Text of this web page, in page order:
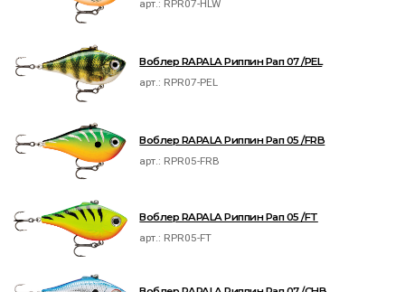
арт.: RPR07-HLW
Воблер RAPALA Риппин Рап 07 /PEL
арт.: RPR07-PEL
Воблер RAPALA Риппин Рап 05 /FRB
арт.: RPR05-FRB
Воблер RAPALA Риппин Рап 05 /FT
арт.: RPR05-FT